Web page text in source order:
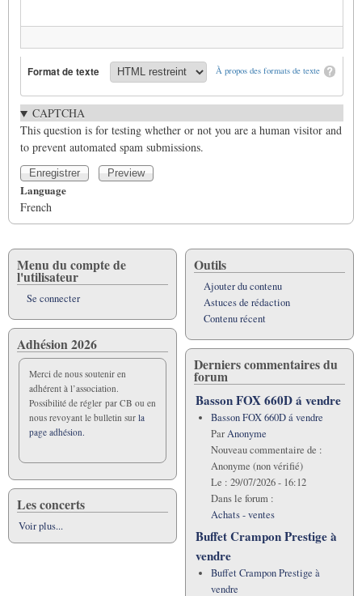
À propos des formats de texte
Format de texte
CAPTCHA
This question is for testing whether or not you are a human visitor and
to prevent automated spam submissions.
Language
French
Menu du compte de
l'utilisateur
Se connecter
Adhésion 2026
Merci de nous soutenir en
adhérent à l’association.
Possibilité de régler par CB ou en
nous revoyant le bulletin sur la
page adhésion.
Les concerts
Voir plus...
Outils
Ajouter du contenu
Astuces de rédaction
Contenu récent
Derniers commentaires du
forum
Basson FOX 660D á vendre
Basson FOX 660D á vendre
ParAnonyme
Nouveau commentaire de :
Anonyme (non vérifié)
Le : 29/07/2026 - 16:12
Dans le forum :
Achats - ventes
Buffet Crampon Prestige à
vendre
Buffet Crampon Prestige à
vendre